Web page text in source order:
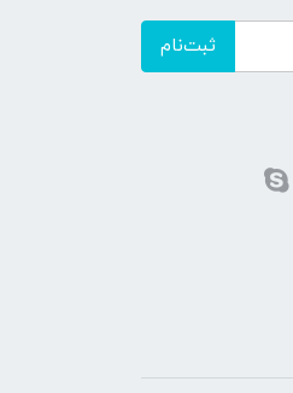
ثبت‌نام